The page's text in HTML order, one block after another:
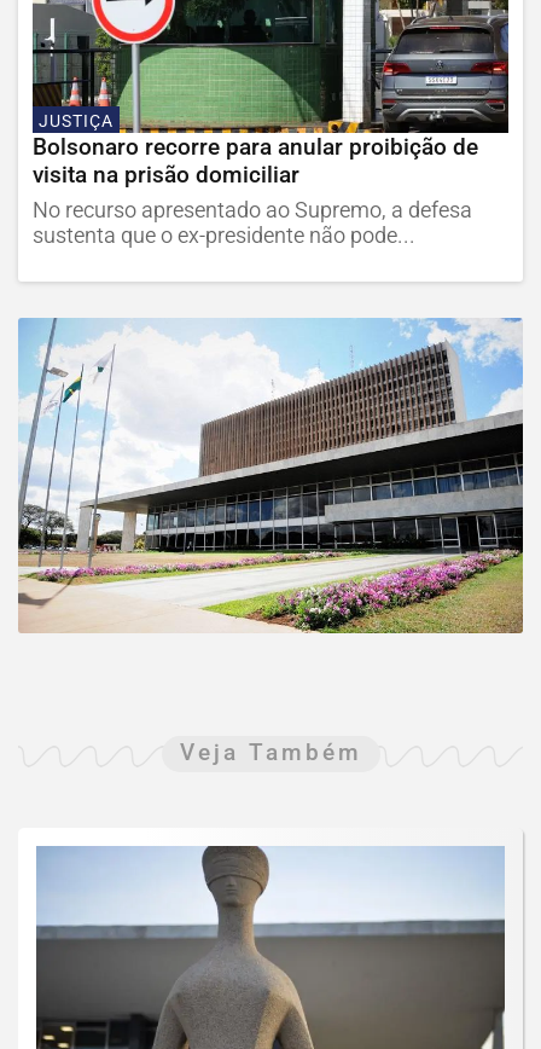
JUSTIÇA
Bolsonaro recorre para anular proibição de
visita na prisão domiciliar
No recurso apresentado ao Supremo, a defesa
sustenta que o ex-presidente não pode...
Veja Também